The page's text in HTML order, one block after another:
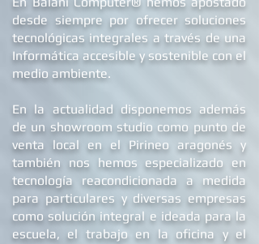
mATX/ mITX
S.O INCLUIDO
Windows 11 (de
(elegible)
SOFTWARE
EXTRA
Antivirus gratuito
LibreOffice
Steam
Lector de PDF
Google Chrome
Descompresor
solución no tendrá ningún coste pero en
caso contrario, nuestro equipo enviará un
presupuesto al cliente para que pueda tomar
una decisión. En el presupuesto aparecerán
los gastos relativos a la posible reparación,
generados. Si el cliente opta por no reparar,
los gastos de envío generados deberán ser
abonados para poder recibir su PC de vuelta.
Por último, debemos aclarar que si la
distancia fuera un problema para el cliente,
nuestro equipo valoraría de antemano la
incidencia de modo telemático e intentando
desde siempre por ofrecer soluciones
tecnológicas integrales a través de una
Informática accesible y sostenible con el
medio ambiente.
En la actualidad disponemos además
de un showroom studio como punto de
venta local en el Pirineo aragonés y
también nos hemos especializado en
tecnología reacondicionada a medida
para particulares y diversas empresas
como solución integral e ideada para la
escuela, el trabajo en la oficina y el